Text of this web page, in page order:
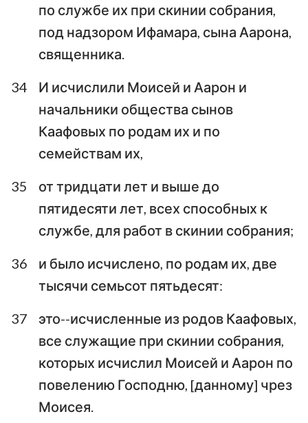
по службе их при скинии собрания,
под надзором Ифамара, сына Аарона,
священника.
34
И исчислили Моисей и Аарон и
начальники общества сынов
Каафовых по родам их и по
семействам их,
35
от тридцати лет и выше до
пятидесяти лет, всех способных к
службе, для работ в скинии собрания;
36
и было исчислено, по родам их, две
тысячи семьсот пятьдесят:
37
это--исчисленные из родов Каафовых,
все служащие при скинии собрания,
которых исчислил Моисей и Аарон по
повелению Господню, [данному] чрез
Моисея.